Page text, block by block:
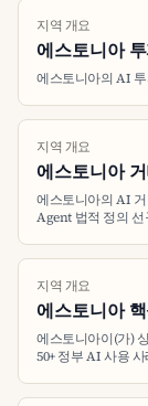
지역 개요
에스토니아
에스토니아의 AI
지역 개요
에스토니아
에스토니아의 AI
Agent 법적 정의 선
지역 개요
에스토니아
에스토니아이(가)
50+ 정부 AI 사용